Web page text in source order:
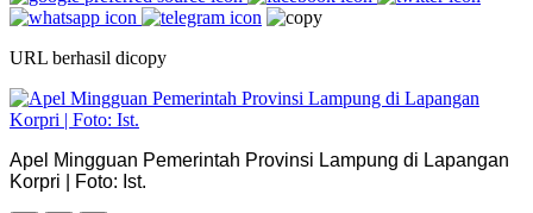
URL berhasil dicopy
Apel Mingguan Pemerintah Provinsi Lampung di Lapangan
Korpri | Foto: Ist.